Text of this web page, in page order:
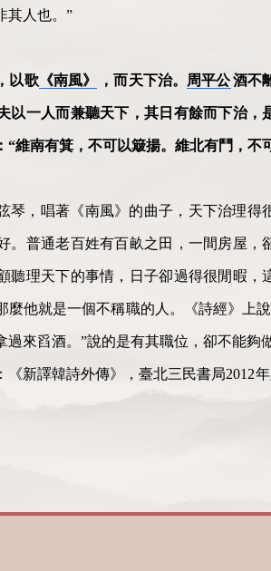
其人也。”
以歌《南風》 ，而天下治。 周平公酒不
以一人而兼聽天下，其日有餘而下治
維南有箕，不可以簸揚。維北有鬥，不
琴，唱著《南風》的曲子，天下治理
。普通老百姓有百畝之田，一間房屋
聽理天下的事情，日子卻過得很閒暇
麼他就是一個不稱職的人。《詩經》上
來舀酒。”說的是有其職位，卻不能夠
《新譯韓詩外傳》，臺北三民書局2012